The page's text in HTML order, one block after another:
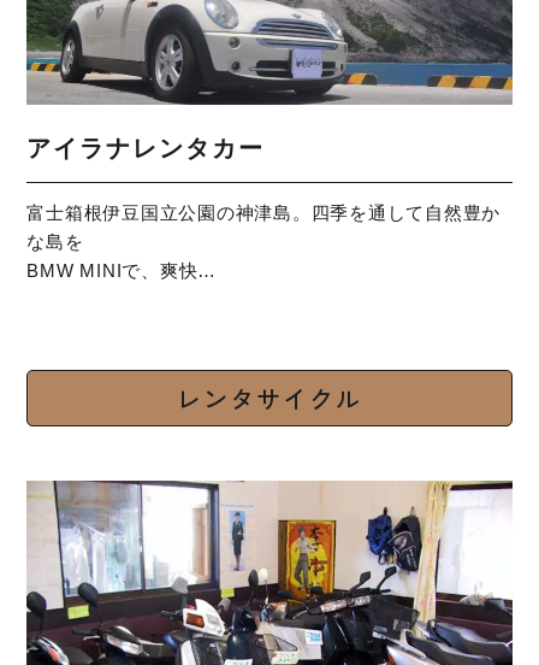
アイラナレンタカー
富士箱根伊豆国立公園の神津島。四季を通して自然豊か
な島を
BMW MINIで、爽快…
レンタサイクル